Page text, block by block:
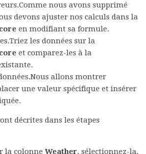
nous avons supprimé
devons ajuster nos calculs dans la
en modifiant sa formule.
les données sur la
et comparez-les à la
allons montrer
une valeur spécifique et insérer
décrites dans les étapes
la colonne Weather, sélectionnez-la,